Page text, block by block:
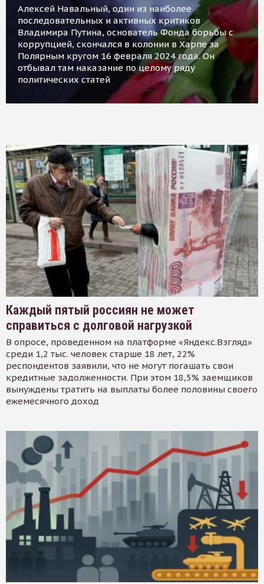
Алексей Навальный, один из наиболее
последовательных и активных критиков
Владимира Путина, основатель Фонда борьбы с
коррупцией, скончался в колонии в Харпе за
Полярным кругом 16 февраля 2024 года. Он
отбывал там наказание по целому ряду
политических статей
Каждый пятый россиян не может
справиться с долговой нагрузкой
В опросе, проведенном на платформе «Яндекс.Взгляд»
среди 1,2 тыс. человек старше 18 лет, 22%
респондентов заявили, что не могут погашать свои
кредитные задолженности. При этом 18,5% заемщиков
вынуждены тратить на выплаты более половины своего
ежемесячного доход